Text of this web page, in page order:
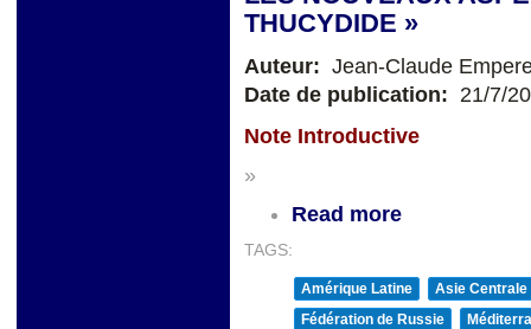
THUCYDIDE »
Auteur: Jean-Claude
Date de publication: 21/7/
Note Introductive
»
Read more
TAGS:
Amérique Latine
Asie Centrale
Fédération de Russie